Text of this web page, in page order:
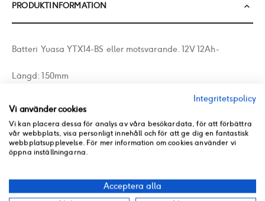
PRODUKTINFORMATION
Batteri Yuasa YTX14-BS eller motsvarande. 12V 12Ah-
Längd: 150mm
Höjd: 145mm
PRODUKT PDF
SPECIFIKATION
Integritetspolicy
Vi använder cookies
Vi kan placera dessa för analys av våra besökardata, för att förbättra
vår webbplats, visa personligt innehåll och för att ge dig en fantastisk
webbplatsupplevelse. För mer information om cookies använder vi
öppna inställningarna.
Acceptera alla